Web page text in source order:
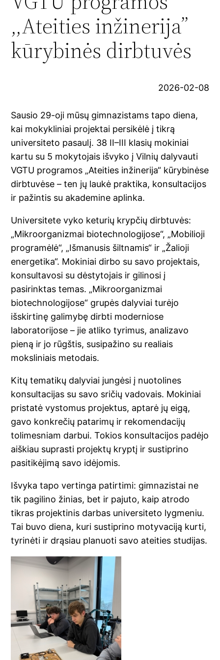
,,Ateities inžinerija”
kūrybinės dirbtuvės
2026-02-08
Sausio 29-oji mūsų gimnazistams tapo diena,
kai mokykliniai projektai persikėlė į tikrą
universiteto pasaulį. 38 II–III klasių mokiniai
kartu su 5 mokytojais išvyko į Vilnių dalyvauti
VGTU programos „Ateities inžinerija“ kūrybinėse
dirbtuvėse – ten jų laukė praktika, konsultacijos
ir pažintis su akademine aplinka.
Universitete vyko keturių krypčių dirbtuvės:
„Mikroorganizmai biotechnologijose“, „Mobilioji
programėlė“, „Išmanusis šiltnamis“ ir „Žalioji
energetika“. Mokiniai dirbo su savo projektais,
konsultavosi su dėstytojais ir gilinosi į
pasirinktas temas. „Mikroorganizmai
biotechnologijose“ grupės dalyviai turėjo
išskirtinę galimybę dirbti moderniose
laboratorijose – jie atliko tyrimus, analizavo
pieną ir jo rūgštis, susipažino su realiais
moksliniais metodais.
Kitų tematikų dalyviai jungėsi į nuotolines
konsultacijas su savo sričių vadovais. Mokiniai
pristatė vystomus projektus, aptarė jų eigą,
gavo konkrečių patarimų ir rekomendacijų
tolimesniam darbui. Tokios konsultacijos padėjo
aiškiau suprasti projektų kryptį ir sustiprino
pasitikėjimą savo idėjomis.
Išvyka tapo vertinga patirtimi: gimnazistai ne
tik pagilino žinias, bet ir pajuto, kaip atrodo
tikras projektinis darbas universiteto lygmeniu.
Tai buvo diena, kuri sustiprino motyvaciją kurti,
tyrinėti ir drąsiau planuoti savo ateities studijas.